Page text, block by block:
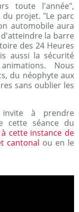
toute l'année",
du projet. "Le parc
automobile­ aura
la barre
des 24 Heures
aussi la sécurité
Nous
du néophyte aux
sans oublier les
à prendre
cette séance du
cette instance de
cantonal ou en le